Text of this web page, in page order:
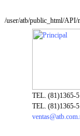
/user/atb/public_html/API/
TEL. (81)1365-
TEL. (81)1365-